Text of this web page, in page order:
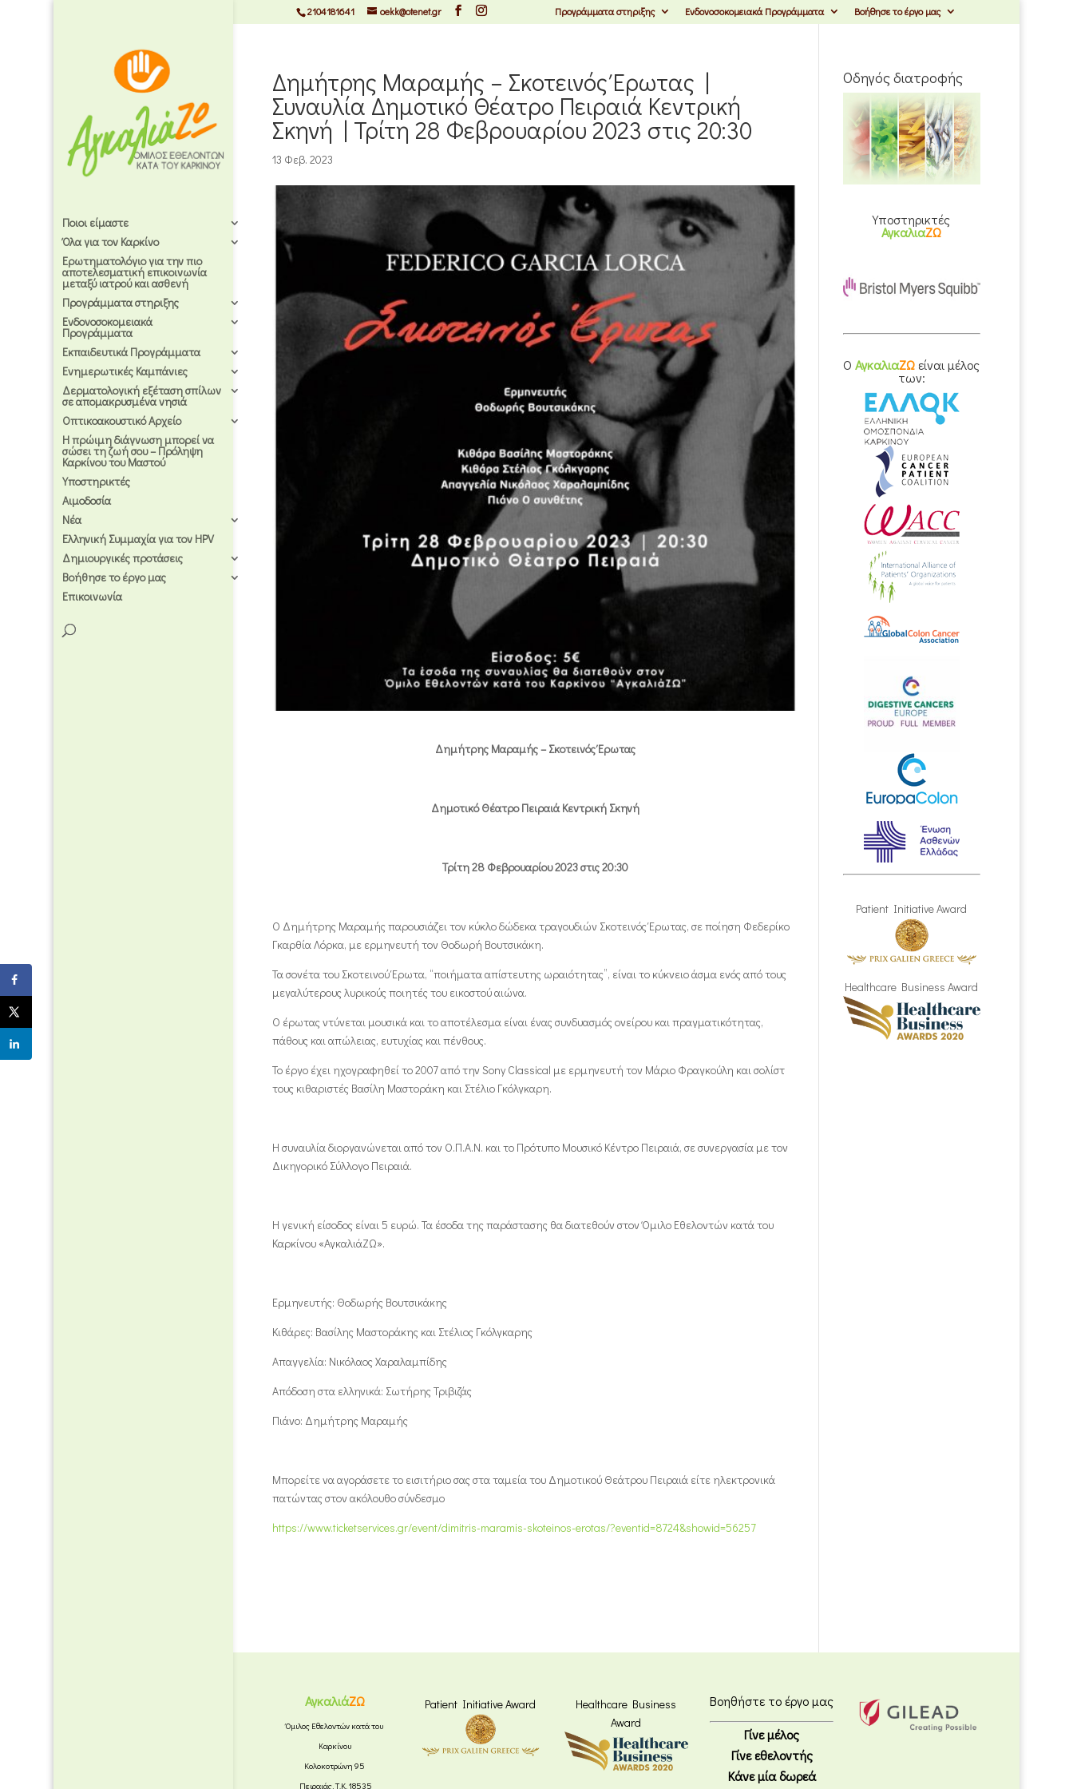
2104181641 oekk@otenet.gr Προγράμματα στηριξης Ενδονοσοκομειακά Προγράμματα Βοήθησε το έργο μας
Ποιοι είμαστε
Όλα για τον Καρκίνο
Ερωτηματολόγιο για την πιο
αποτελεσματική επικοινωνία
μεταξύ ιατρού και ασθενή
Προγράμματα στηριξης
Ενδονοσοκομειακά
Προγράμματα
Εκπαιδευτικά Προγράμματα
Ενημερωτικές Καμπάνιες
Δερματολογική εξέταση σπίλων
σε απομακρυσμένα νησιά
Οπτικοακουστικό Αρχείο
Η πρώιμη διάγνωση μπορεί να
σώσει τη ζωή σου – Πρόληψη
Καρκίνου του Μαστού
Υποστηρικτές
Αιμοδοσία
Νέα
Ελληνική Συμμαχία για τον HPV
Δημιουργικές προτάσεις
Βοήθησε το έργο μας
Επικοινωνία
Δημήτρης Μαραμής – Σκοτεινός Έρωτας |
Συναυλία Δημοτικό Θέατρο Πειραιά Κεντρική
Σκηνή | Τρίτη 28 Φεβρουαρίου 2023 στις 20:30
13 Φεβ. 2023
Δημήτρης Μαραμής – Σκοτεινός Έρωτας
Δημοτικό Θέατρο Πειραιά Κεντρική Σκηνή
Τρίτη 28 Φεβρουαρίου 2023 στις 20:30
Ο Δημήτρης Μαραμής παρουσιάζει τον κύκλο δώδεκα τραγουδιών Σκοτεινός Έρωτας, σε ποίηση Φεδερίκο
Γκαρθία Λόρκα, με ερμηνευτή τον Θοδωρή Βουτσικάκη.
Τα σονέτα του Σκοτεινού Έρωτα, “ποιήματα απίστευτης ωραιότητας”, είναι το κύκνειο άσμα ενός από τους
μεγαλύτερους λυρικούς ποιητές του εικοστού αιώνα.
Ο έρωτας ντύνεται μουσικά και το αποτέλεσμα είναι ένας συνδυασμός ονείρου και πραγματικότητας,
πάθους και απώλειας, ευτυχίας και πένθους.
Το έργο έχει ηχογραφηθεί το 2007 από την Sony Classical με ερμηνευτή τον Μάριο Φραγκούλη και σολίστ
τους κιθαριστές Βασίλη Μαστοράκη και Στέλιο Γκόλγκαρη.
Η συναυλία διοργανώνεται από τον Ο.Π.Α.Ν. και το Πρότυπο Μουσικό Κέντρο Πειραιά, σε συνεργασία με τον
Δικηγορικό Σύλλογο Πειραιά.
Η γενική είσοδος είναι 5 ευρώ. Τα έσοδα της παράστασης θα διατεθούν στον Όμιλο Εθελοντών κατά του
Καρκίνου «ΑγκαλιάΖΩ».
Ερμηνευτής: Θοδωρής Βουτσικάκης
Κιθάρες: Βασίλης Μαστοράκης και Στέλιος Γκόλγκαρης
Απαγγελία: Νικόλαος Χαραλαμπίδης
Απόδοση στα ελληνικά: Σωτήρης Τριβιζάς
Πιάνο: Δημήτρης Μαραμής
Μπορείτε να αγοράσετε το εισιτήριο σας στα ταμεία του Δημοτικού Θεάτρου Πειραιά είτε ηλεκτρονικά
πατώντας στον ακόλουθο σύνδεσμο
https://www.ticketservices.gr/event/dimitris-maramis-skoteinos-erotas/?eventid=8724&showid=56257
Οδηγός διατροφής
Υποστηρικτές
ΑγκαλιαΖΩ
OΑγκαλιαΖΩ είναι μέλος
των:
Patient Initiative Award
Healthcare Business Award
ΑγκαλιάΖΩ
Όμιλος Εθελοντών κατά του
Καρκίνου
Κολοκοτρώνη 95
Πειραιάς, Τ.Κ. 18535
Patient Initiative Award
Healthcare Business
Award
Βοηθήστε το έργο μας
Γίνε μέλος
Γίνε εθελοντής
Κάνε μία δωρεά